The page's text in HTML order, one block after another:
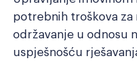
potrebnih troškova
održavanje u odnosu
uspješnošću